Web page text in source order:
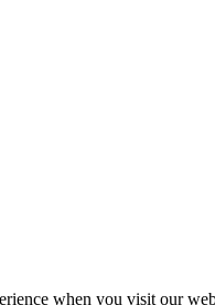
when you visit our